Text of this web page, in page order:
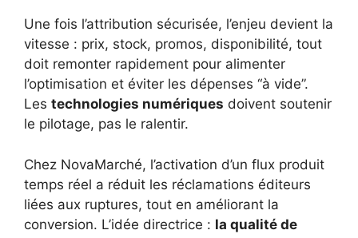
Une fois l’attribution sécurisée, l’enjeu devient la
vitesse : prix, stock, promos, disponibilité, tout
doit remonter rapidement pour alimenter
l’optimisation et éviter les dépenses “à vide”.
Les technologies numériques doivent soutenir
le pilotage, pas le ralentir.
Chez NovaMarché, l’activation d’un flux produit
temps réel a réduit les réclamations éditeurs
liées aux ruptures, tout en améliorant la
conversion. L’idée directrice : la qualité de